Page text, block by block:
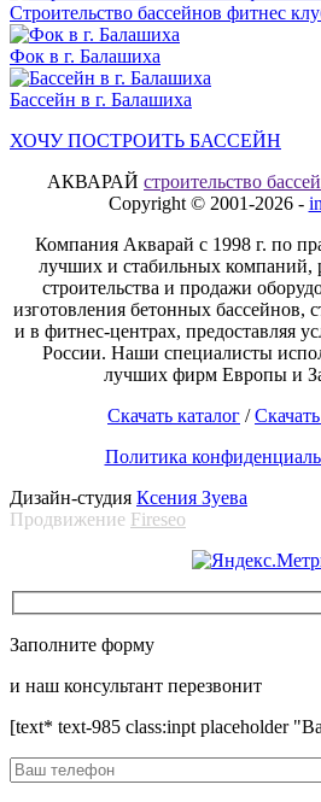
Строительство бассейнов фитнес
Фок в г. Балашиха
Бассейн в г. Балашиха
ХОЧУ ПОСТРОИТЬ БАССЕЙН
АКВАРАЙ строительство
Copyright © 2001-2026 -
Компания Акварай с 1998 г. по
лучших и стабильных
строительства и продажи
изготовления бетонных бассейнов,
и в фитнес-центрах, предоставляя
России. Наши специалисты
лучших фирм Европы и
Скачать каталог /
Политика
Дизайн-студия Ксения Зуева
Продвижение Fireseo
Заполните форму
и наш консультант перезвонит
[text* text-985 class:inpt placeholder